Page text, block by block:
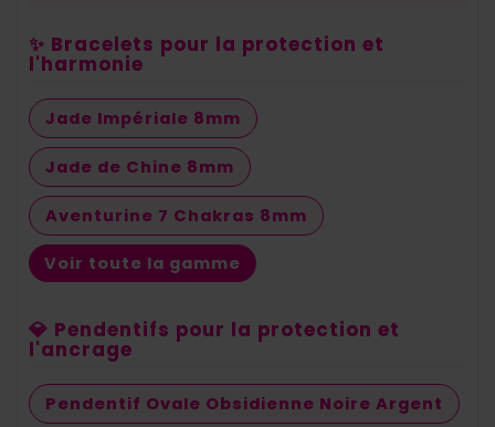
✨ Bracelets pour la protection et
l'harmonie
Jade Impériale 8mm
Jade de Chine 8mm
Aventurine 7 Chakras 8mm
Voir toute la gamme
💎 Pendentifs pour la protection et
l'ancrage
Pendentif Ovale Obsidienne Noire Argent